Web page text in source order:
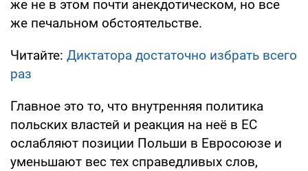
же не в этом почти анекдотическом, но все
же печальном обстоятельстве.
Читайте: Диктатора достаточно избрать всего
раз
Главное это то, что внутренняя политика
польских властей и реакция на неё в ЕС
ослабляют позиции Польши в Евросоюзе и
уменьшают вес тех справедливых слов,